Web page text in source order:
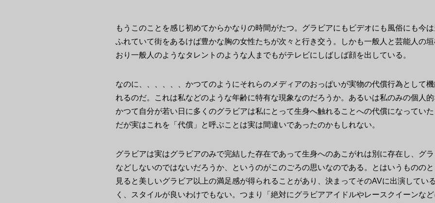
もうこのことを感じ初めてからかなりの時間がたつ。グラビアにもビデオにも風俗にも今
ふれていて街をあるけば豊かな胸の女性たちが次々と行き交う。しかも一般人と芸能人の
おり一般人のようなタレントのような人までもがテレビにしばしば顔を出している。
なのに、、、、、、かつてのようにそれらのメディアのおっぱいが実物の代償行為として
れるのだ。これは私などのような年齢に特有な現象なのだろうか。あるいは私のみの個人
かつて自分が若い日に多くのグラビアは私にとって生身へ触れることへの代償になってい
だが実はこれを「代償」と呼ぶことは実は間違いであったのかもしれない。
グラビアは実はグラビアのみで完結した存在であって生身へのあこがれは別に存在し、グ
などしないのではないだろうか、というのがこのごろの思いなのである。とはいうものの
見ると美しいグラビア以上の満足感が得られることがあり、決まってそのAVに出演してい
く、スタイルが良いわけでもない。つまり「絶対にグラビアアイドルやレースクイーンな